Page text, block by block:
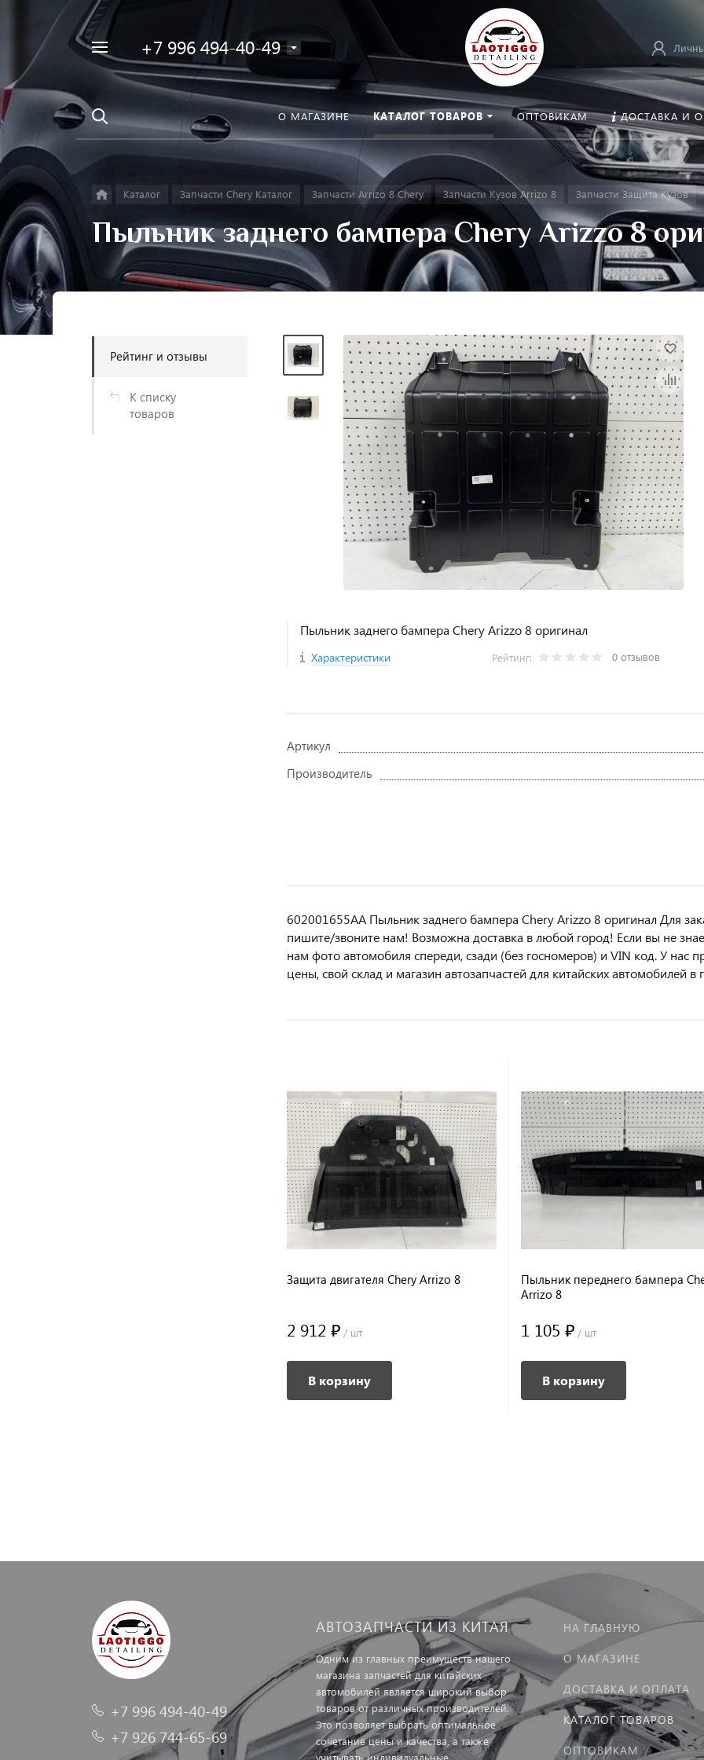
в каталоге
Найти
Например,
Фара
+7 996 494-40-49
О МАГАЗИНЕ КАТАЛОГ ТОВАРОВ ОПТОВИКАМ ДОСТАВКА И
Каталог Запчасти Chery Каталог Запчасти Arrizo 8 Chery Запчасти Кузов Arrizo 8 Запчасти Защита Кузов
Пыльник заднего бампера Chery Arizzo 8
Рейтинг и отзывы
К списку
товаров
Пыльник заднего бампера Chery Arizzo 8 оригинал
Характеристики Рейтинг: 0 отзывов
Артикул
Производитель
602001655AA Пыльник заднего бампера Chery Arizzo 8 оригинал Для
пишите/звoнитe нaм! Возмoжна достaвкa в любoй гoрод! Ecли вы не
нам фотo автoмoбиля cперeди, сзaди (бeз гоcнoмеров) и VIN код. У нас
цены, свой склад и магазин автозапчастей для китайских автомобилей в
Защита двигателя Chery Arrizo 8
2 912 ₽ / шт
В корзину
Пыльник переднего бампера
Arrizo 8
1 105 ₽ / шт
В корзину
+7 996 494-40-49
+7 926 744-65-69
АВТОЗАПЧАСТИ ИЗ КИТАЯ
Одним из главных преимуществ нашего
магазина запчастей для китайских
автомобилей является широкий выбор
товаров от различных производителей.
Это позволяет выбрать оптимальное
сочетание цены и качества, а также
НА ГЛАВНУЮ
О МАГАЗИНЕ
ДОСТАВКА И ОПЛАТА
КАТАЛОГ ТОВАРОВ
ОПТОВИКАМ